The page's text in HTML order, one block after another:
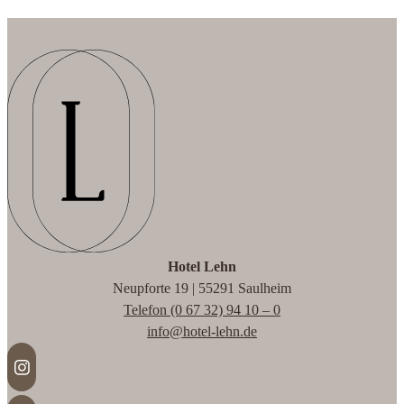
Hotel Lehn
Neupforte 19 | 55291 Saulheim
Telefon (0 67 32) 94 10 – 0
info@hotel-lehn.de